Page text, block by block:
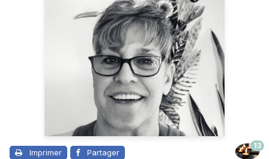
Imprimer Partager
13